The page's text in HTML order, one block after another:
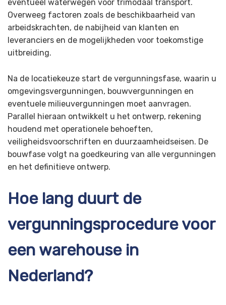
eventueel waterwegen voor trimodaal transport.
Overweeg factoren zoals de beschikbaarheid van
arbeidskrachten, de nabijheid van klanten en
leveranciers en de mogelijkheden voor toekomstige
uitbreiding.
Na de locatiekeuze start de vergunningsfase, waarin u
omgevingsvergunningen, bouwvergunningen en
eventuele milieuvergunningen moet aanvragen.
Parallel hieraan ontwikkelt u het ontwerp, rekening
houdend met operationele behoeften,
veiligheidsvoorschriften en duurzaamheidseisen. De
bouwfase volgt na goedkeuring van alle vergunningen
en het definitieve ontwerp.
Hoe lang duurt de
vergunningsprocedure voor
een warehouse in
Nederland?